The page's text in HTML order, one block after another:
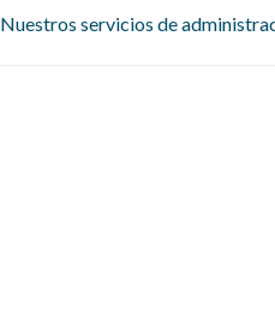
Nuestros servicios de